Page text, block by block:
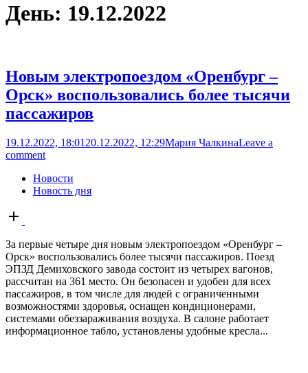
День: 19.12.2022
Новым электропоездом «Оренбург –
Орск» воспользовались более тысячи
пассажиров
19.12.2022, 18:01 20.12.2022, 12:29Мария ЧалкинаLeave a
comment
Новости
Новость дня
Open
post
За первые четыре дня новым электропоездом «Оренбург –
Орск» воспользовались более тысячи пассажиров. Поезд
ЭПЗД Демиховского завода состоит из четырех вагонов,
рассчитан на 361 место. Он безопасен и удобен для всех
пассажиров, в том числе для людей с ограниченными
возможностями здоровья, оснащен кондиционерами,
системами обеззараживания воздуха. В салоне работает
информационное табло, установлены удобные кресла...